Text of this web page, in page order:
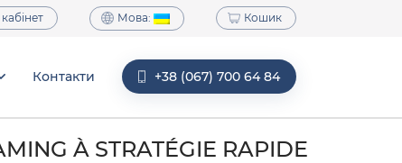
Мова: Кошик
Контакти +38 (067) 700 64 84
À STRATÉGIE RAPIDE